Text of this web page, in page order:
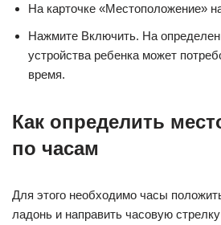
На карточке «Местоположение»
Нажмите Включить. На
устройства ребенка может
время.
Как определить
по часам
Для этого необходимо часы
ладонь и направить часовую